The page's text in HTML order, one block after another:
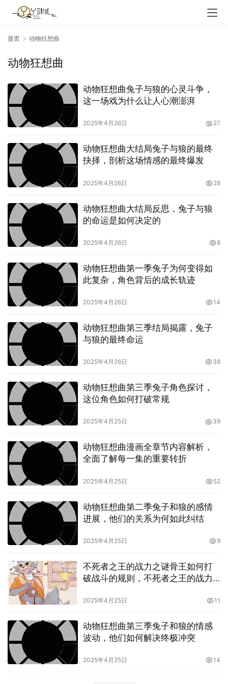
首页 动物狂想曲
动物狂想曲
动物狂想曲兔子与狼的心灵斗争，
这一场戏为什么让人心潮澎湃
2025年4月26日 27
动物狂想曲大结局兔子与狼的最终
抉择，剖析这场情感的最终爆发
2025年4月26日 28
动物狂想曲大结局反思，兔子与狼
的命运是如何决定的
2025年4月26日 8
动物狂想曲第一季兔子为何变得如
此复杂，角色背后的成长轨迹
2025年4月26日 14
动物狂想曲第三季结局揭露，兔子
与狼的最终命运
2025年4月26日 38
动物狂想曲第三季兔子角色探讨，
这位角色如何打破常规
2025年4月25日 39
动物狂想曲漫画全章节内容解析，
全面了解每一集的重要转折
2025年4月25日 52
动物狂想曲第二季兔子和狼的感情
进展，他们的关系为何如此纠结
2025年4月25日 9
不死者之王的战力之谜骨王如何打
破战斗的规则，不死者之王的战力
2025年4月25日 11
动物狂想曲第三季兔子和狼的情感
波动，他们如何解决终极冲突
2025年4月25日 14